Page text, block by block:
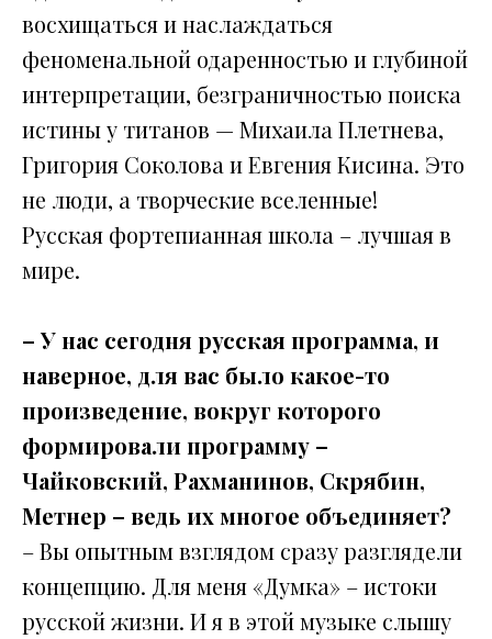
восхищаться и наслаждаться
феноменальной одаренностью и глубиной
интерпретации, безграничностью поиска
истины у титанов — Михаила Плетнева,
Григория Соколова и Евгения Кисина. Это
не люди, а творческие вселенные!
Русская фортепианная школа – лучшая в
мире.
– У нас сегодня русская программа, и
наверное, для вас было какое-то
произведение, вокруг которого
формировали программу –
Чайковский, Рахманинов, Скрябин,
Метнер – ведь их многое объединяет?
– Вы опытным взглядом сразу разглядели
концепцию. Для меня «Думка» – истоки
русской жизни. И я в этой музыке слышу